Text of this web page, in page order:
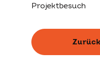
Projektbesuch
Zurück